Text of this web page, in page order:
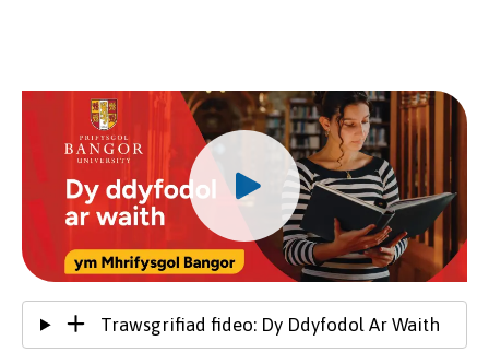
Trawsgrifiad fideo: Dy Ddyfodol Ar Waith